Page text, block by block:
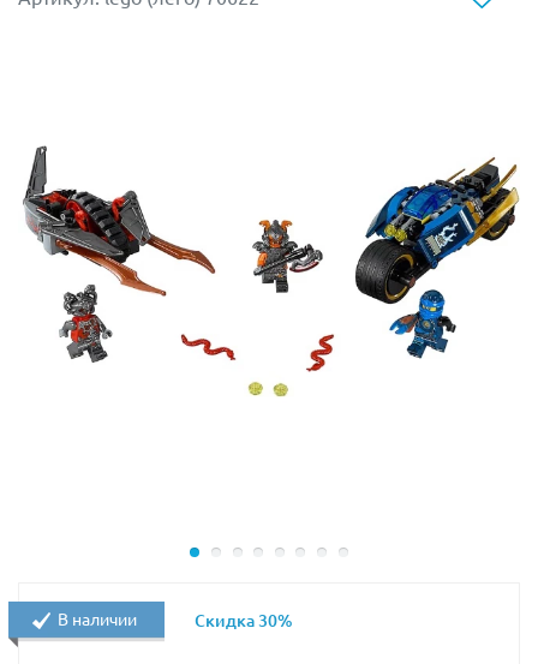
фрагментов древесины и буйной зеленой
растительности. Его большая голова с угрожающе
раскрытой пастью может поворачиваться. Суставы
подвижны, чудовище может принимать различные
Высота монстра в собранном виде: 15см.
В наборе есть фигурки Археолога, Исследователя,
выходящего из глубины леса. Они ещё не знают, что
их подстерегает плотоядная лиана, неподалеку
В наличии Скидка 30%